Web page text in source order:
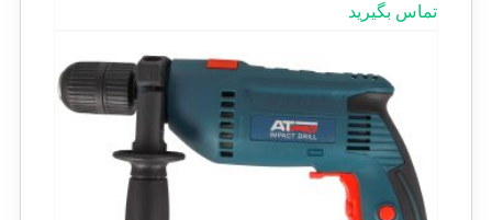
تماس بگیرید